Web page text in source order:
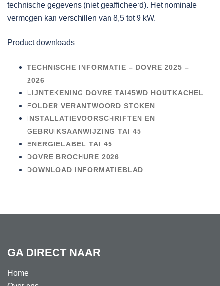
technische gegevens (niet geafficheerd). Het nominale
vermogen kan verschillen van 8,5 tot 9 kW.
Product downloads
TECHNISCHE INFORMATIE – DOVRE 2025 –
2026
LIJNTEKENING DOVRE TAI45WD HOUTKACHEL
FOLDER VERANTWOORD STOKEN
INSTALLATIEVOORSCHRIFTEN EN
GEBRUIKSAANWIJZING TAI 45
ENERGIELABEL TAI 45
DOVRE BROCHURE 2026
DOWNLOAD INFORMATIEBLAD
GA DIRECT NAAR
Home